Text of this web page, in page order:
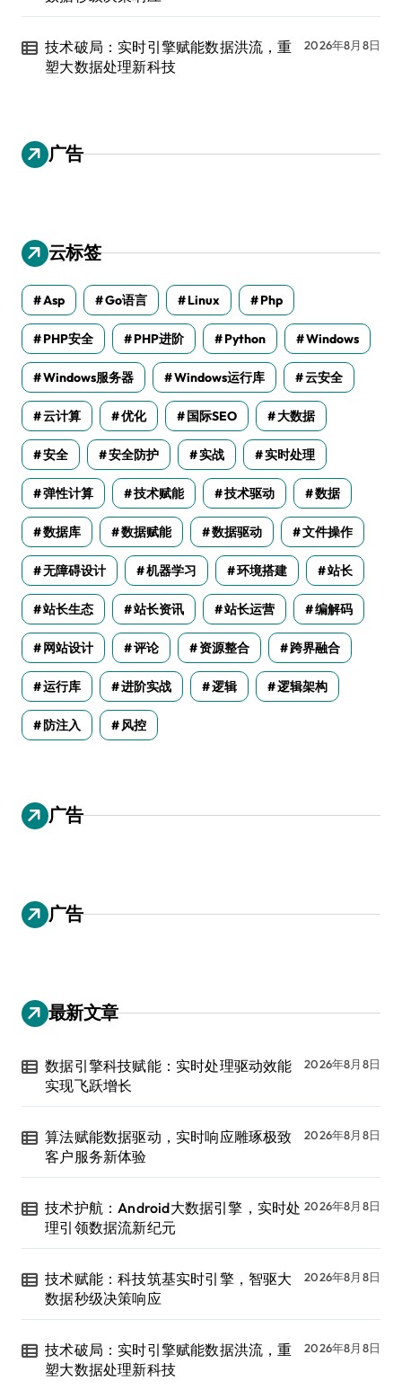
技术破局：实时引擎赋能数据洪流，重
塑大数据处理新科技
2026年8月8日
广告
云标签
Asp Go语言 Linux Php
PHP安全 PHP进阶 Python Windows
Windows服务器 Windows运行库 云安全
云计算 优化 国际SEO 大数据
安全 安全防护 实战 实时处理
弹性计算 技术赋能 技术驱动 数据
数据库 数据赋能 数据驱动 文件操作
无障碍设计 机器学习 环境搭建 站长
站长生态 站长资讯 站长运营 编解码
网站设计 评论 资源整合 跨界融合
运行库 进阶实战 逻辑 逻辑架构
防注入 风控
广告
广告
最新文章
数据引擎科技赋能：实时处理驱动效能
实现飞跃增长
2026年8月8日
算法赋能数据驱动，实时响应雕琢极致
客户服务新体验
2026年8月8日
技术护航：Android大数据引擎，实时处
理引领数据流新纪元
2026年8月8日
技术赋能：科技筑基实时引擎，智驱大
数据秒级决策响应
2026年8月8日
技术破局：实时引擎赋能数据洪流，重
塑大数据处理新科技
2026年8月8日